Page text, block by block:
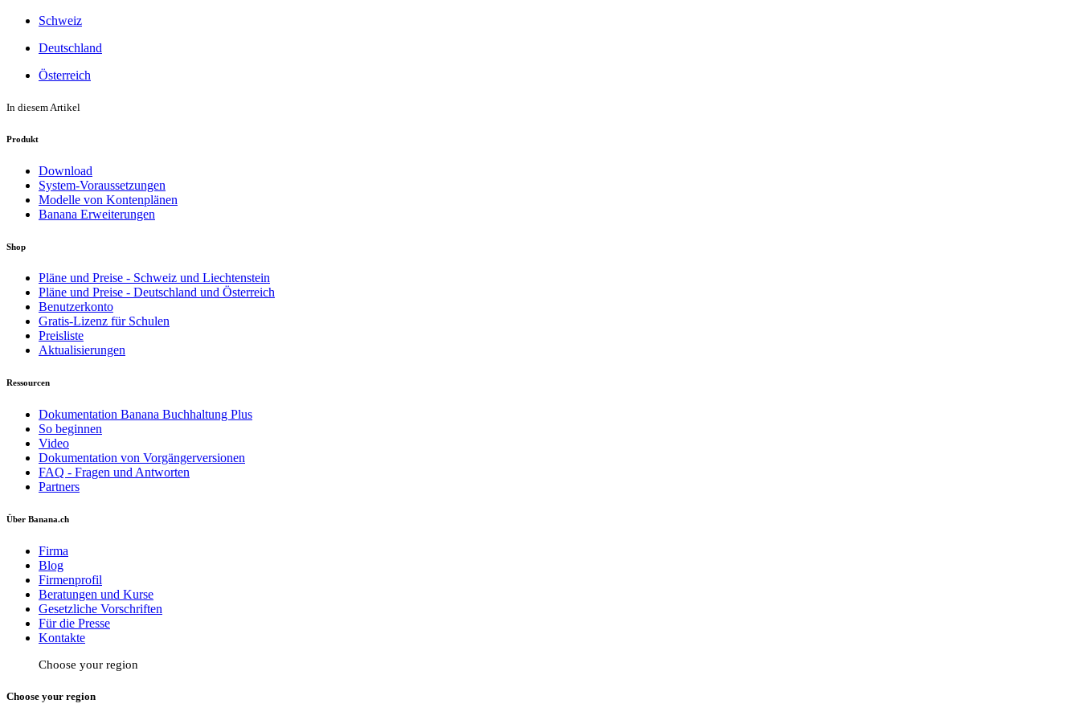
Schweiz
Deutschland
Österreich
In diesem Artikel
Produkt
Download
System-Voraussetzungen
Modelle von Kontenplänen
Banana Erweiterungen
Shop
Pläne und Preise - Schweiz und Liechtenstein
Pläne und Preise - Deutschland und Österreich
Benutzerkonto
Gratis-Lizenz für Schulen
Preisliste
Aktualisierungen
Ressourcen
Dokumentation Banana Buchhaltung Plus
So beginnen
Video
Dokumentation von Vorgängerversionen
FAQ - Fragen und Antworten
Partners
Über Banana.ch
Firma
Blog
Firmenprofil
Beratungen und Kurse
Gesetzliche Vorschriften
Für die Presse
Kontakte
Choose your region
Choose your region